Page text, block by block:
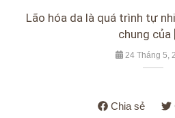
Lão hóa da là quá trình tự
chung của
24 Tháng 5,
Chia sẻ